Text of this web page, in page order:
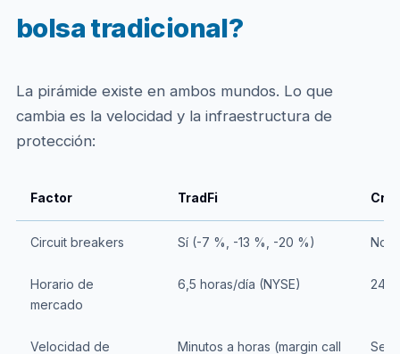
bolsa tradicional?
La pirámide existe en ambos mundos. Lo que
cambia es la velocidad y la infraestructura de
protección:
Factor TradFi
Circuit breakers Sí (-7 %, -13 %, -20 %) No
Horario de
mercado
6,5 horas/día (NYSE) 24/
Velocidad de Minutos a horas (margin call